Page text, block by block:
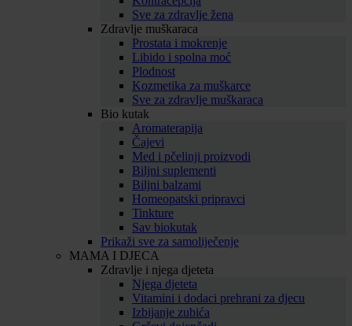
Sve za zdravlje žena
Zdravlje muškaraca
Prostata i mokrenje
Libido i spolna moć
Plodnost
Kozmetika za muškarce
Sve za zdravlje muškaraca
Bio kutak
Aromaterapija
Čajevi
Med i pčelinji proizvodi
Biljni suplementi
Biljni balzami
Homeopatski pripravci
Tinkture
Sav biokutak
Prikaži sve za samoliječenje
MAMA I DJECA
Zdravlje i njega djeteta
Njega djeteta
Vitamini i dodaci prehrani za djecu
Izbijanje zubića